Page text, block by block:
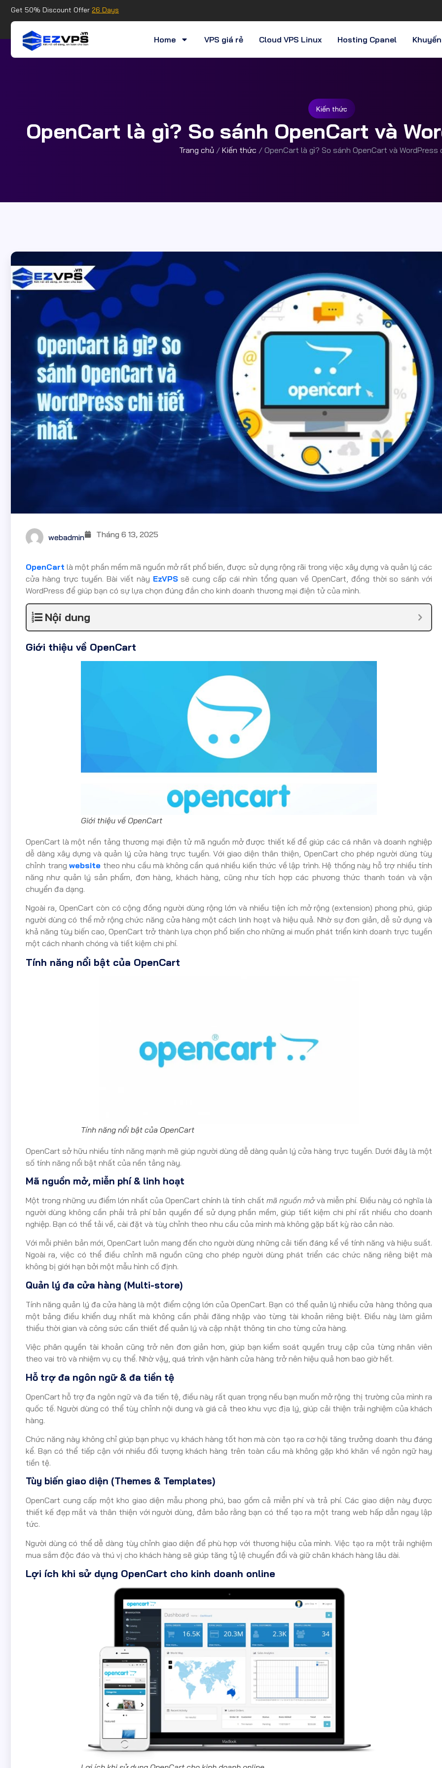
Get 50% Discount Offer 26 Days
Home VPS giá rẻ Cloud VPS Linux Hosting Cpanel
Kiến thức
OpenCart là gì? So sánh OpenCart và
Trang chủ / Kiến thức / OpenCart là gì? So sánh OpenCart và
webadmin Tháng 6 13, 2025
OpenCart là một phần mềm mã nguồn mở rất phổ biến, được sử dụng rộng rãi trong việc xây dựng và quản lý các
cửa hàng trực tuyến. Bài viết này EzVPSsẽ cung cấp cái nhìn tổng quan về OpenCart, đồng thời so sánh với
WordPress để giúp bạn có sự lựa chọn đúng đắn cho kinh doanh thương mại điện tử của mình.
Nội dung
Giới thiệu về OpenCart
Giới thiệu về OpenCart
OpenCart là một nền tảng thương mại điện tử mã nguồn mở được thiết kế để giúp các cá nhân và doanh nghiệp
dễ dàng xây dựng và quản lý cửa hàng trực tuyến. Với giao diện thân thiện, OpenCart cho phép người dùng tùy
chỉnh trang website theo nhu cầu mà không cần quá nhiều kiến thức về lập trình. Hệ thống này hỗ trợ nhiều tính
năng như quản lý sản phẩm, đơn hàng, khách hàng, cũng như tích hợp các phương thức thanh toán và vận
chuyển đa dạng.
Ngoài ra, OpenCart còn có cộng đồng người dùng rộng lớn và nhiều tiện ích mở rộng (extension) phong phú, giúp
người dùng có thể mở rộng chức năng cửa hàng một cách linh hoạt và hiệu quả. Nhờ sự đơn giản, dễ sử dụng và
khả năng tùy biến cao, OpenCart trở thành lựa chọn phổ biến cho những ai muốn phát triển kinh doanh trực tuyến
một cách nhanh chóng và tiết kiệm chi phí.
Tính năng nổi bật của OpenCart
Tính năng nổi bật của OpenCart
OpenCart sở hữu nhiều tính năng mạnh mẽ giúp người dùng dễ dàng quản lý cửa hàng trực tuyến. Dưới đây là một
số tính năng nổi bật nhất của nền tảng này.
Mã nguồn mở, miễn phí & linh hoạt
Một trong những ưu điểm lớn nhất của OpenCart chính là tính chất mã nguồn mởvà miễn phí. Điều này có nghĩa là
người dùng không cần phải trả phí bản quyền để sử dụng phần mềm, giúp tiết kiệm chi phí rất nhiều cho doanh
nghiệp. Bạn có thể tải về, cài đặt và tùy chỉnh theo nhu cầu của mình mà không gặp bất kỳ rào cản nào.
Với mỗi phiên bản mới, OpenCart luôn mang đến cho người dùng những cải tiến đáng kể về tính năng và hiệu suất.
Ngoài ra, việc có thể điều chỉnh mã nguồn cũng cho phép người dùng phát triển các chức năng riêng biệt mà
không bị giới hạn bởi một mẫu hình cố định.
Quản lý đa cửa hàng (Multi-store)
Tính năng quản lý đa cửa hàng là một điểm cộng lớn của OpenCart. Bạn có thể quản lý nhiều cửa hàng thông qua
một bảng điều khiển duy nhất mà không cần phải đăng nhập vào từng tài khoản riêng biệt. Điều này làm giảm
thiểu thời gian và công sức cần thiết để quản lý và cập nhật thông tin cho từng cửa hàng.
Việc phân quyền tài khoản cũng trở nên đơn giản hơn, giúp bạn kiểm soát quyền truy cập của từng nhân viên
theo vai trò và nhiệm vụ cụ thể. Nhờ vậy, quá trình vận hành cửa hàng trở nên hiệu quả hơn bao giờ hết.
Hỗ trợ đa ngôn ngữ & đa tiền tệ
OpenCart hỗ trợ đa ngôn ngữ và đa tiền tệ, điều này rất quan trọng nếu bạn muốn mở rộng thị trường của mình ra
quốc tế. Người dùng có thể tùy chỉnh nội dung và giá cả theo khu vực địa lý, giúp cải thiện trải nghiệm của khách
hàng.
Chức năng này không chỉ giúp bạn phục vụ khách hàng tốt hơn mà còn tạo ra cơ hội tăng trưởng doanh thu đáng
kể. Bạn có thể tiếp cận với nhiều đối tượng khách hàng trên toàn cầu mà không gặp khó khăn về ngôn ngữ hay
tiền tệ.
Tùy biến giao diện (Themes & Templates)
OpenCart cung cấp một kho giao diện mẫu phong phú, bao gồm cả miễn phí và trả phí. Các giao diện này được
thiết kế đẹp mắt và thân thiện với người dùng, đảm bảo rằng bạn có thể tạo ra một trang web hấp dẫn ngay lập
tức.
Người dùng có thể dễ dàng tùy chỉnh giao diện để phù hợp với thương hiệu của mình. Việc tạo ra một trải nghiệm
mua sắm độc đáo và thú vị cho khách hàng sẽ giúp tăng tỷ lệ chuyển đổi và giữ chân khách hàng lâu dài.
Lợi ích khi sử dụng OpenCart cho kinh doanh online